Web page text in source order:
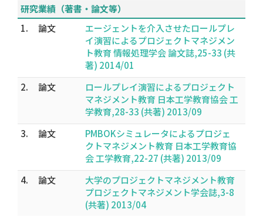
研究業績（著書・論文等）
1.
論文
エージェントを介入させたロールプレ
イ演習によるプロジェクトマネジメン
ト教育 情報処理学会 論文誌,25-33 (共
著) 2014/01
2.
論文
ロールプレイ演習によるプロジェクト
マネジメント教育 日本工学教育協会 工
学教育,28-33 (共著) 2013/09
3.
論文
PMBOKシミュレータによるプロジェ
クトマネジメント教育 日本工学教育協
会 工学教育,22-27 (共著) 2013/09
4.
論文
大学のプロジェクトマネジメント教育
プロジェクトマネジメント学会誌,3-8
(共著) 2013/04